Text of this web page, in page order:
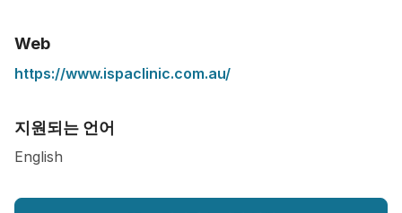
Web
https://www.ispaclinic.com.au/
지원되는 언어
English